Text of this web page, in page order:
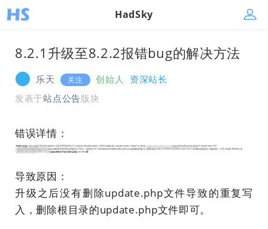
HadSky
8.2.1升级至8.2.2报错bug的解决方法
乐天 关注 创始人
资深站长
发表于站点公告版块
错误详情：
导致原因：
升级之后没有删除update.php文件导致的重复写
入，删除根目录的update.php文件即可。